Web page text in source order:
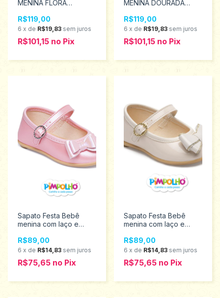
MENINA FLORA
22 ao 27 0130240
R$119,00
6 x de R$19,83 sem juros
R$101,15 no Pix
MENINA DOURADA
Tamanhos 22 ao 27
0130242
R$119,00
6 x de R$19,83 sem juros
R$101,15 no Pix
Sapato Festa Bebê
menina com laço e
Pimpolho Tamanhos 16
ao 21 0120382
R$89,00
6 x de R$14,83 sem juros
R$75,65 no Pix
Sapato Festa Bebê
menina com laço e
Pimpolho Tamanhos 16
ao 21 0120439
R$89,00
6 x de R$14,83 sem juros
R$75,65 no Pix